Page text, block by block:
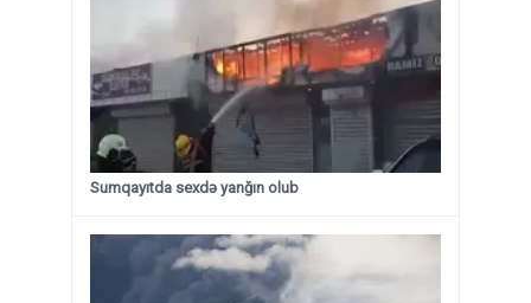
Sumqayıtda sexdə yanğın olub